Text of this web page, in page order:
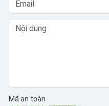
Mã an toàn